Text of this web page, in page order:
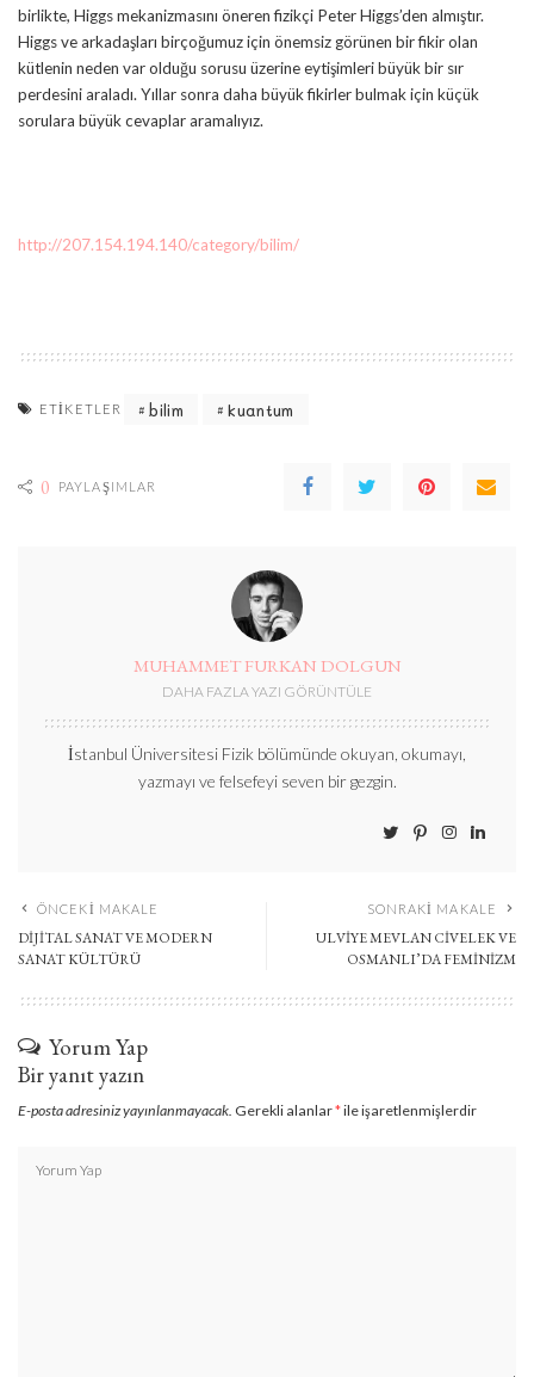
birlikte, Higgs mekanizmasını öneren fizikçi Peter Higgs’den almıştır.
Higgs ve arkadaşları birçoğumuz için önemsiz görünen bir fikir olan
kütlenin neden var olduğu sorusu üzerine eytişimleri büyük bir sır
perdesini araladı. Yıllar sonra daha büyük fikirler bulmak için küçük
sorulara büyük cevaplar aramalıyız.
http://207.154.194.140/category/bilim/
ETIKETLER bilim kuantum
0 PAYLAŞIMLAR
MUHAMMET FURKAN DOLGUN
DAHA FAZLA YAZI GÖRÜNTÜLE
İstanbul Üniversitesi Fizik bölümünde okuyan, okumayı,
yazmayı ve felsefeyi seven bir gezgin.
ÖNCEKI MAKALE
DIJITAL SANAT VE MODERN
SANAT KÜLTÜRÜ
SONRAKI MAKALE
ULVIYE MEVLAN CIVELEK VE
OSMANLI’DA FEMINIZM
Yorum Yap
Bir yanıt yazın
E-posta adresiniz yayınlanmayacak. Gerekli alanlar*ile işaretlenmişlerdir